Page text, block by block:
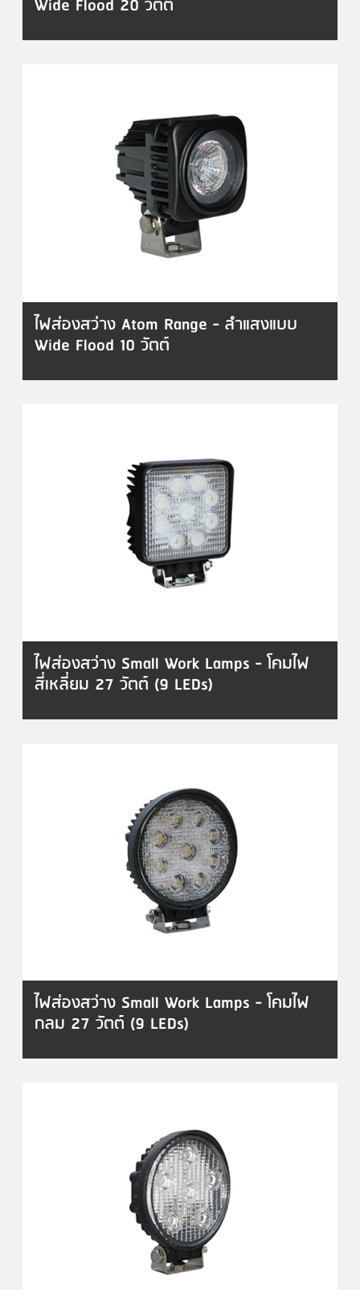
Wide Flood 20 วัตต์
ไฟส่องสว่าง Atom Range - ลำแสงแบบ
Wide Flood 10 วัตต์
ไฟส่องสว่าง Small Work Lamps - โคมไฟ
สี่เหลี่ยม 27 วัตต์ (9 LEDs)
ไฟส่องสว่าง Small Work Lamps - โคมไฟ
กลม 27 วัตต์ (9 LEDs)